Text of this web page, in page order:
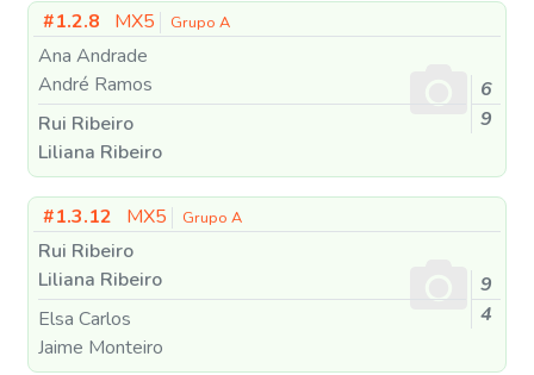
#1.2.8 MX5 Grupo A
Ana Andrade
André Ramos
Rui Ribeiro
Liliana Ribeiro
6
9
#1.3.12 MX5 Grupo A
Rui Ribeiro
Liliana Ribeiro
Elsa Carlos
Jaime Monteiro
9
4